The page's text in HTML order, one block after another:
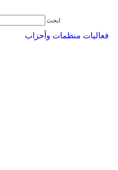
ابحث ابحث عن:
فعاليات منظمات وأحزاب